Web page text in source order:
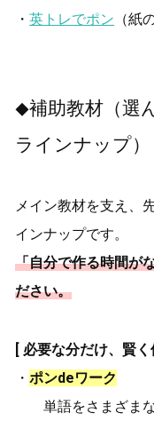
・英トレでポン （紙
◆補助教材（選
ラインナップ）
メイン教材を支え、
インナップです。
「自分で作る時間が
ださい。
[ 必要な分だけ、賢く
・ポンdeワーク
単語をさまざまな